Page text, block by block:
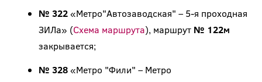
№ 322«Метро"Автозаводская" – 5-я проходная
ЗИЛа» (Схема маршрута), маршрут № 122м
закрывается;
№ 328«Метро "Фили" – Метро